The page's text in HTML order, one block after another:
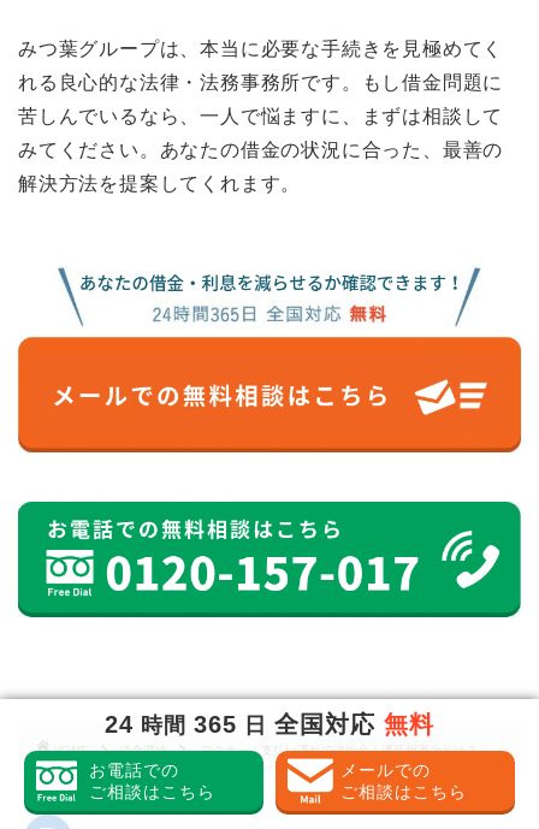
みつ葉グループは、本当に必要な手続きを見極めてく
れる良心的な法律・法務事務所です。もし借金問題に
苦しんでいるなら、一人で悩ますに、まずは相談して
みてください。あなたの借金の状況に合った、最善の
解決方法を提案してくれます。
HOME 借金滞納 フクホー｜支払い遅れで違約金！遅延損害金とは？
24 時間 365 日 全国対応 無料
お電話での
ご相談はこちら
メールでの
ご相談はこちら